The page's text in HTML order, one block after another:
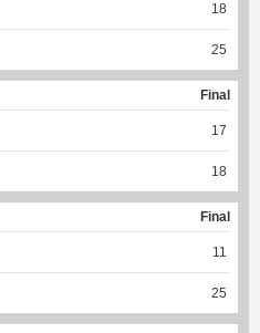
18
25
Final
17
18
Final
11
25